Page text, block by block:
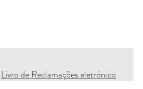
Livro de Reclamações eletrónico